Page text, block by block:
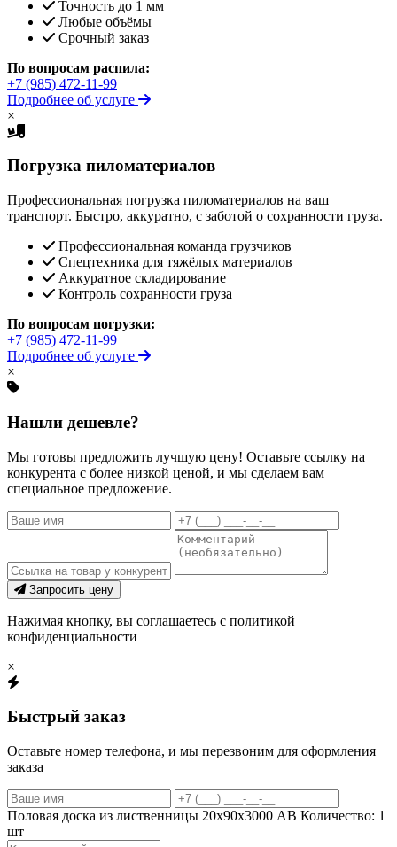
Точность до 1 мм
Любые объёмы
Срочный заказ
По вопросам распила:
+7 (985) 472-11-99
Подробнее об услуге
×
Погрузка пиломатериалов
Профессиональная погрузка пиломатериалов на ваш
транспорт. Быстро, аккуратно, с заботой о сохранности груза.
Профессиональная команда грузчиков
Спецтехника для тяжёлых материалов
Аккуратное складирование
Контроль сохранности груза
По вопросам погрузки:
+7 (985) 472-11-99
Подробнее об услуге
×
Нашли дешевле?
Мы готовы предложить лучшую цену! Оставьте ссылку на
конкурента с более низкой ценой, и мы сделаем вам
специальное предложение.
Запросить цену
Нажимая кнопку, вы соглашаетесь с политикой
конфиденциальности
×
Быстрый заказ
Оставьте номер телефона, и мы перезвоним для оформления
заказа
Половая доска из лиственницы 20х90х3000 AB Количество: 1
шт